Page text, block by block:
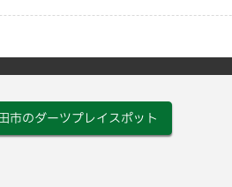
市のダーツプレイスポット